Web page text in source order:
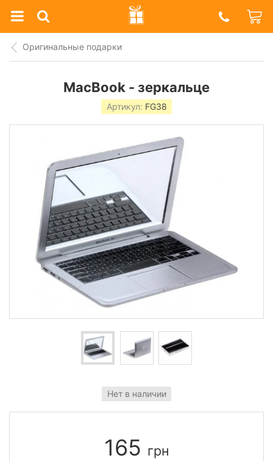
Prazdnik
Shop
Оригинальные подарки
MacBook - зеркальце
Артикул: FG38
Нет в наличии
165 грн